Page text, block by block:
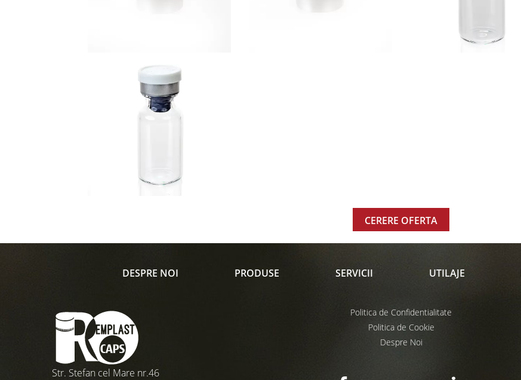
CERERE OFERTA
DESPRE NOI PRODUSE SERVICII UTILAJE
Str. Stefan cel Mare nr.46
Politica de Confidentialitate
Politica de Cookie
Despre Noi